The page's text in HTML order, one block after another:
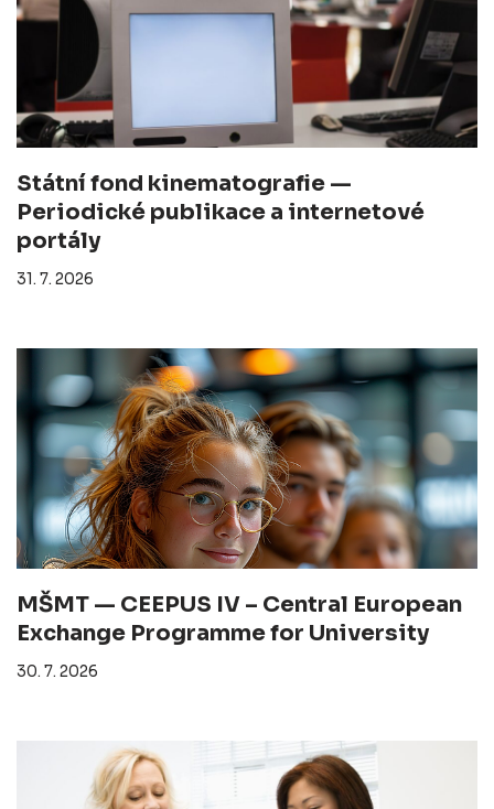
Státní fond kinematografie —
Periodické publikace a internetové
portály
31. 7. 2026
MŠMT — CEEPUS IV – Central European
Exchange Programme for University
30. 7. 2026